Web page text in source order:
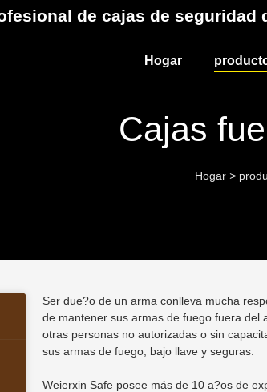
de cajas de seguridad
Hogar
Cajas
Hogar >
Ser due?o de un arma conlleva mucha
de mantener sus armas de fuego fuera del
otras personas no autorizadas o sin
sus armas de fuego, bajo llave y seguras.
Weierxin Safe posee más de 10 a?os de